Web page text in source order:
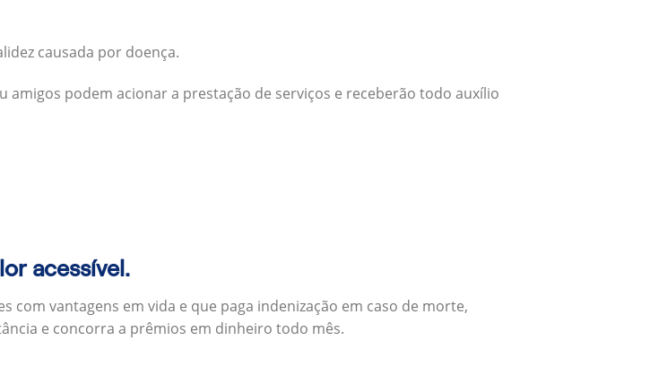
causada por doença.
amigos podem acionar a prestação de serviços e receberão todo auxílio
acessível.
vantagens em vida e que paga indenização em caso de morte,
e concorra a prêmios em dinheiro todo mês.